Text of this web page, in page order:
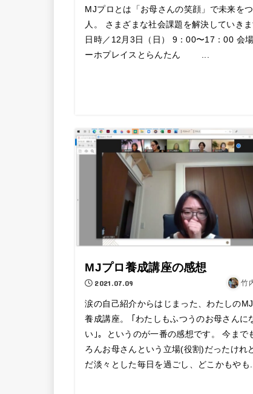
MJプロとは「お母さんの笑顔」で未来を
人。 さまざまな社会課題を解決していきま
日時／12月3日（日） 9：00〜17：00 会
ーホプレイスとらんたん ...
MJプロ養成講座の感想
2021.07.09 竹
涙の自己紹介からはじまった、わたしの
養成講座。 ｢わたしもふつうのお母さんに
い｣。というのが一番の感想です。 今まで
ろんお母さんという立場(役割)だったけれ
だ淡々とした毎日を過ごし、どこかもやも...